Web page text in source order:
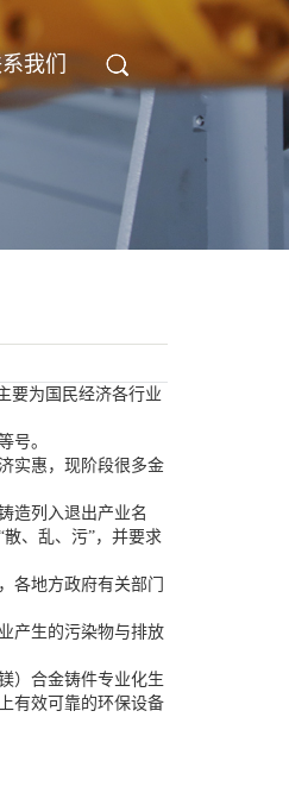
我们
要为国民经济各行业
号。
实惠，现阶段很多金
造列入退出产业名
、乱、污”，并要求
各地方政府有关部门
产生的污染物与排放
）合金铸件专业化生
有效可靠的环保设备